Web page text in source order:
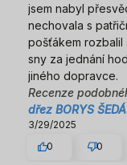
jsem nabyl
nechovala s
pošťákem rozbalil
sny za jednání
jiného dopravce.
Recenze
dřez BORYS
3/29/2025
0
0